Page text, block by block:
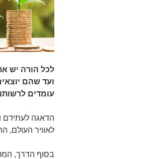
לכל הורה יש
ועד שהם
עומדים
הדאגה לעתידם
לאוויר העולם,
בסוף הדרך,